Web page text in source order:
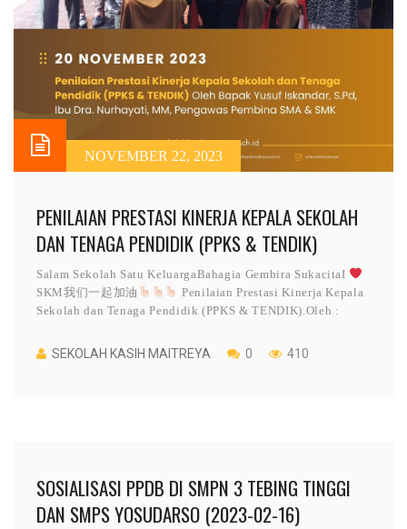
NOVEMBER 22, 2023
PENILAIAN PRESTASI KINERJA KEPALA SEKOLAH
DAN TENAGA PENDIDIK (PPKS & TENDIK)
Salam Sekolah Satu KeluargaBahagia Gembira SukacitaI
SKM我们一起加油
Penilaian Prestasi Kinerja Kepala
Sekolah dan Tenaga Pendidik (PPKS & TENDIK).Oleh :
SEKOLAH KASIH MAITREYA 0 410
SOSIALISASI PPDB DI SMPN 3 TEBING TINGGI
DAN SMPS YOSUDARSO (2023-02-16)